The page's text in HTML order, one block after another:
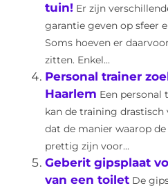
tuin! Er zijn
garantie geven op sfeer
Soms hoeven er
zitten. Enkel...
Personal trainer
Haarlem Een personal
kan de training drastisch
dat de manier waarop de
prettig zijn voor...
Geberit gipsplaat
van een toilet De